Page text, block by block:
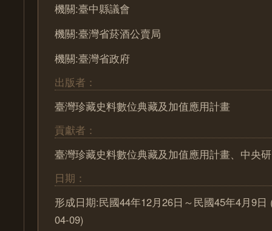
機關:臺中縣議會
機關:臺灣省菸酒公賣局
機關:臺灣省政府
出版者：
臺灣珍藏史料數位典藏及加值應用計畫
貢獻者：
臺灣珍藏史料數位典藏及加值應用計畫、中央
日期：
形成日期:民國44年12月26日～民國45年4月9日
04-09)